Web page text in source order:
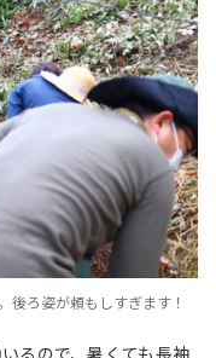
後ろ姿が頼もしすぎます！